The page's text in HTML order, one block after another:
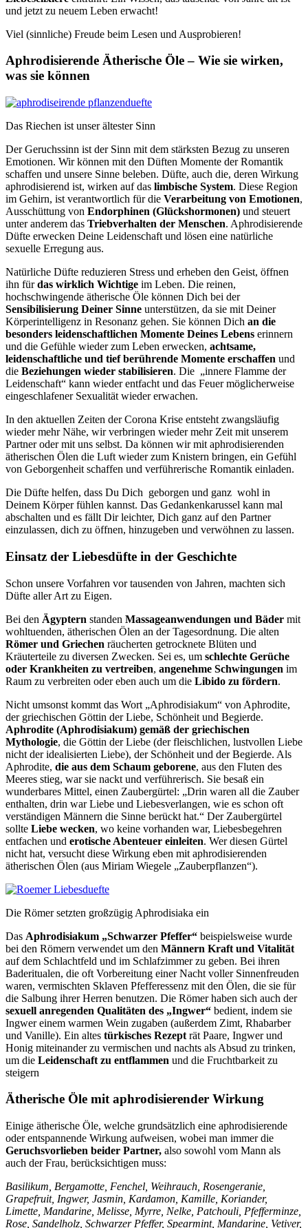
und jetzt zu neuem Leben erwacht!
Viel (sinnliche) Freude beim Lesen und Ausprobieren!
Aphrodisierende Ätherische Öle – Wie sie wirken,
was sie können
Das Riechen ist unser ältester Sinn
Der Geruchssinn ist der Sinn mit dem stärksten Bezug zu unseren
Emotionen. Wir können mit den Düften Momente der Romantik
schaffen und unsere Sinne beleben. Düfte, auch die, deren Wirkung
aphrodisierend ist, wirken auf das limbische System. Diese Region
im Gehirn, ist verantwortlich für die Verarbeitung von Emotionen,
Ausschüttung von Endorphinen (Glückshormonen) und steuert
unter anderem das Triebverhalten der Menschen. Aphrodisierende
Düfte erwecken Deine Leidenschaft und lösen eine natürliche
sexuelle Erregung aus.
Natürliche Düfte reduzieren Stress und erheben den Geist, öffnen
ihn fürdas wirklich Wichtige im Leben. Die reinen,
hochschwingende ätherische Öle können Dich bei der
Sensibilisierung Deiner Sinne unterstützen, da sie mit Deiner
Körperintelligenz in Resonanz gehen. Sie können Dich an die
besonders leidenschaftlichen Momente Deines Lebens erinnern
und die Gefühle wieder zum Leben erwecken, achtsame,
leidenschaftliche und tief berührende Momente erschaffen und
die Beziehungen wieder stabilisieren. Die „innere Flamme der
Leidenschaft“ kann wieder entfacht und das Feuer möglicherweise
eingeschlafener Sexualität wieder erwachen.
In den aktuellen Zeiten der Corona Krise entsteht zwangsläufig
wieder mehr Nähe, wir verbringen wieder mehr Zeit mit unserem
Partner oder mit uns selbst. Da können wir mit aphrodisierenden
ätherischen Ölen die Luft wieder zum Knistern bringen, ein Gefühl
von Geborgenheit schaffen und verführerische Romantik einladen.
Die Düfte helfen, dass Du Dich geborgen und ganz wohl in
Deinem Körper fühlen kannst. Das Gedankenkarussel kann mal
abschalten und es fällt Dir leichter, Dich ganz auf den Partner
einzulassen, dich zu öffnen, hinzugeben und verwöhnen zu lassen.
Einsatz der Liebesdüfte in der Geschichte
Schon unsere Vorfahren vor tausenden von Jahren, machten sich
Düfte aller Art zu Eigen.
Bei den Ägyptern standen Massageanwendungen und Bäder mit
wohltuenden, ätherischen Ölen an der Tagesordnung. Die alten
Römer und Griechen räucherten getrocknete Blüten und
Kräuterteile zu diversen Zwecken. Sei es, um schlechte Gerüche
oder Krankheiten zu vertreiben, angenehme Schwingungen im
Raum zu verbreiten oder eben auch um die Libido zu fördern.
Nicht umsonst kommt das Wort „Aphrodisiakum“ von Aphrodite,
der griechischen Göttin der Liebe, Schönheit und Begierde.
Aphrodite (Aphrodisiakum) gemäß der griechischen
Mythologie, die Göttin der Liebe (der fleischlichen, lustvollen Liebe
nicht der idealisierten Liebe), der Schönheit und der Begierde. Als
Aphrodite, die aus dem Schaum geborene, aus den Fluten des
Meeres stieg, war sie nackt und verführerisch. Sie besaß ein
wunderbares Mittel, einen Zaubergürtel: „Drin waren all die Zauber
enthalten, drin war Liebe und Liebesverlangen, wie es schon oft
verständigen Männern die Sinne berückt hat.“ Der Zaubergürtel
sollte Liebe wecken, wo keine vorhanden war, Liebesbegehren
entfachen und erotische Abenteuer einleiten. Wer diesen Gürtel
nicht hat, versucht diese Wirkung eben mit aphrodisierenden
ätherischen Ölen (aus Miriam Wiegele „Zauberpflanzen“).
Die Römer setzten großzügig Aphrodisiaka ein
Das Aphrodisiakum „Schwarzer Pfeffer“ beispielsweise wurde
bei den Römern verwendet um den Männern Kraft und Vitalität
auf dem Schlachtfeld und im Schlafzimmer zu geben. Bei ihren
Baderitualen, die oft Vorbereitung einer Nacht voller Sinnenfreuden
waren, vermischten Sklaven Pfefferessenz mit den Ölen, die sie für
die Salbung ihrer Herren benutzen. Die Römer haben sich auch der
sexuell anregenden Qualitäten des „Ingwer“ bedient, indem sie
Ingwer einem warmen Wein zugaben (außerdem Zimt, Rhabarber
und Vanille). Ein altes türkisches Rezept rät Paare, Ingwer und
Honig miteinander zu vermischen und nachts als Absud zu trinken,
um die Leidenschaft zu entflammen und die Fruchtbarkeit zu
steigern
Ätherische Öle mit aphrodisierender Wirkung
Einige ätherische Öle, welche grundsätzlich eine aphrodisierende
oder entspannende Wirkung aufweisen, wobei man immer die
Geruchsvorlieben beider Partner, also sowohl vom Mann als
auch der Frau, berücksichtigen muss:
Basilikum, Bergamotte, Fenchel, Weihrauch, Rosengeranie,
Grapefruit, Ingwer, Jasmin, Kardamon, Kamille, Koriander,
Limette, Mandarine, Melisse, Myrre, Nelke, Patchouli, Pfefferminze,
Rose, Sandelholz, Schwarzer Pfeffer, Spearmint, Mandarine, Vetiver,